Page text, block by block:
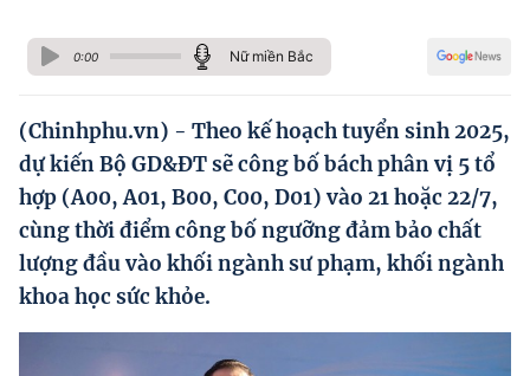
Hướng dẫn thực hiện chính sách
Phát triển kinh tế tư nhân và doanh nghiệp dân tộc
Ocop và chuỗi giá trị Nông sản
Kinh tế tư nhân
Doanh nghiệp dân tộc
Khác
0:00 Nữ miền Bắc
(Chinhphu.vn) - Theo kế hoạch tuyển sinh 2025,
dự kiến Bộ GD&ĐT sẽ công bố bách phân vị 5 tổ
hợp (A00, A01, B00, C00, D01) vào 21 hoặc 22/7,
cùng thời điểm công bố ngưỡng đảm bảo chất
lượng đầu vào khối ngành sư phạm, khối ngành
khoa học sức khỏe.